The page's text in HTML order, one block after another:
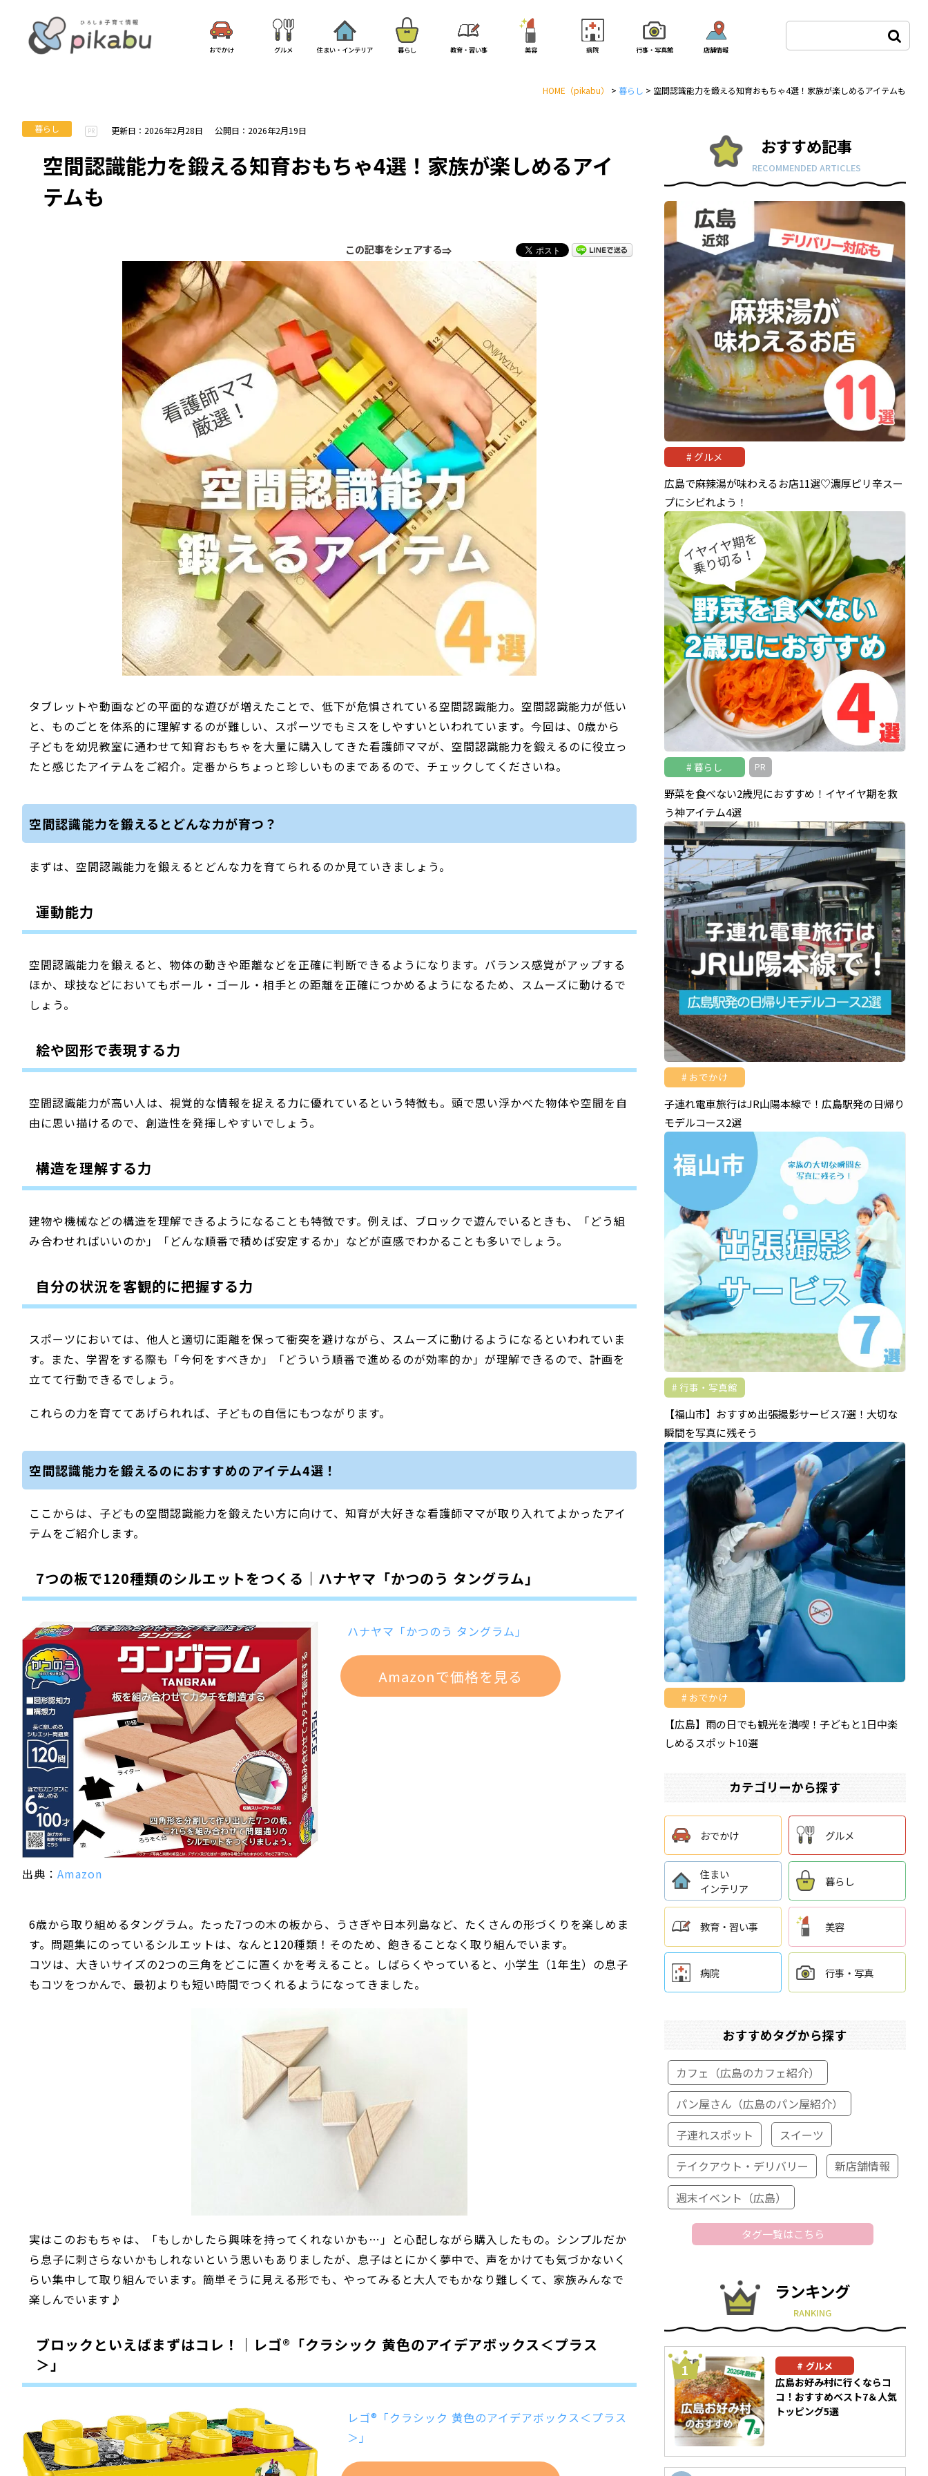
おでかけ グルメ 住まい・インテリア 暮らし 教育・習い事 美容 病院 行事・写真館 店舗情報
HOME （pikabu） > 暮らし > 空間認識能力を鍛える知育おもちゃ4選！家族が楽しめるアイテムも
暮らし PR 更新日：2026年2月28日 公開日：2026年2月19日
空間認識能力を鍛える知育おもちゃ4選！家族が楽しめるアイ
テムも
この記事をシェアする
タブレットや動画などの平面的な遊びが増えたことで、低下が危惧されている空間認識能力。空間認識能力が低い
と、ものごとを体系的に理解するのが難しい、スポーツでもミスをしやすいといわれています。今回は、0歳から
子どもを幼児教室に通わせて知育おもちゃを大量に購入してきた看護師ママが、空間認識能力を鍛えるのに役立っ
たと感じたアイテムをご紹介。定番からちょっと珍しいものまであるので、チェックしてくださいね。
空間認識能力を鍛えるとどんな力が育つ？
まずは、空間認識能力を鍛えるとどんな力を育てられるのか見ていきましょう。
運動能力
空間認識能力を鍛えると、物体の動きや距離などを正確に判断できるようになります。バランス感覚がアップする
ほか、球技などにおいてもボール・ゴール・相手との距離を正確につかめるようになるため、スムーズに動けるで
しょう。
絵や図形で表現する力
空間認識能力が高い人は、視覚的な情報を捉える力に優れているという特徴も。頭で思い浮かべた物体や空間を自
由に思い描けるので、創造性を発揮しやすいでしょう。
構造を理解する力
建物や機械などの構造を理解できるようになることも特徴です。例えば、ブロックで遊んでいるときも、「どう組
み合わせればいいのか」「どんな順番で積めば安定するか」などが直感でわかることも多いでしょう。
自分の状況を客観的に把握する力
スポーツにおいては、他人と適切に距離を保って衝突を避けながら、スムーズに動けるようになるといわれていま
す。また、学習をする際も「今何をすべきか」「どういう順番で進めるのが効率的か」が理解できるので、計画を
立てて行動できるでしょう。
これらの力を育ててあげられれば、子どもの自信にもつながります。
空間認識能力を鍛えるのにおすすめのアイテム4選！
ここからは、子どもの空間認識能力を鍛えたい方に向けて、知育が大好きな看護師ママが取り入れてよかったアイ
テムをご紹介します。
7つの板で120種類のシルエットをつくる｜ハナヤマ「かつのう タングラム」
出典： Amazon
ハナヤマ「かつのう タングラム」
Amazonで価格を見る
6歳から取り組めるタングラム。たった7つの木の板から、うさぎや日本列島など、たくさんの形づくりを楽しめま
す。問題集にのっているシルエットは、なんと120種類！そのため、飽きることなく取り組んでいます。
コツは、大きいサイズの2つの三角をどこに置くかを考えること。しばらくやっていると、小学生（1年生）の息子
もコツをつかんで、最初よりも短い時間でつくれるようになってきました。
実はこのおもちゃは、「もしかしたら興味を持ってくれないかも…」と心配しながら購入したもの。シンプルだか
ら息子に刺さらないかもしれないという思いもありましたが、息子はとにかく夢中で、声をかけても気づかないく
らい集中して取り組んでいます。簡単そうに見える形でも、やってみると大人でもかなり難しくて、家族みんなで
楽しんでいます♪
ブロックといえばまずはコレ！｜レゴ®「クラシック 黄色のアイデアボックス＜プラス
＞」
レゴ®「クラシック 黄色のアイデアボックス＜プラス
＞」
おすすめ記事
RECOMMENDED ARTICLES
グルメ
広島で麻辣湯が味わえるお店11選♡濃厚ピリ辛スー
プにシビれよう！
暮らし PR
野菜を食べない2歳児におすすめ！イヤイヤ期を救
う神アイテム4選
おでかけ
子連れ電車旅行はJR山陽本線で！広島駅発の日帰り
モデルコース2選
行事・写真館
【福山市】おすすめ出張撮影サービス7選！大切な
瞬間を写真に残そう
おでかけ
【広島】雨の日でも観光を満喫！子どもと1日中楽
しめるスポット10選
カテゴリーから探す
おでかけ グルメ
住まい
インテリア
暮らし
教育・習い事 美容
病院 行事・写真
おすすめタグから探す
カフェ（広島のカフェ紹介）
パン屋さん（広島のパン屋紹介）
子連れスポット
スイーツ
テイクアウト・デリバリー
新店舗情報
週末イベント（広島）
タグ一覧はこちら
ランキング
RANKING
グルメ
広島お好み村に行くならコ
コ！おすすめベスト7＆人気
トッピング5選